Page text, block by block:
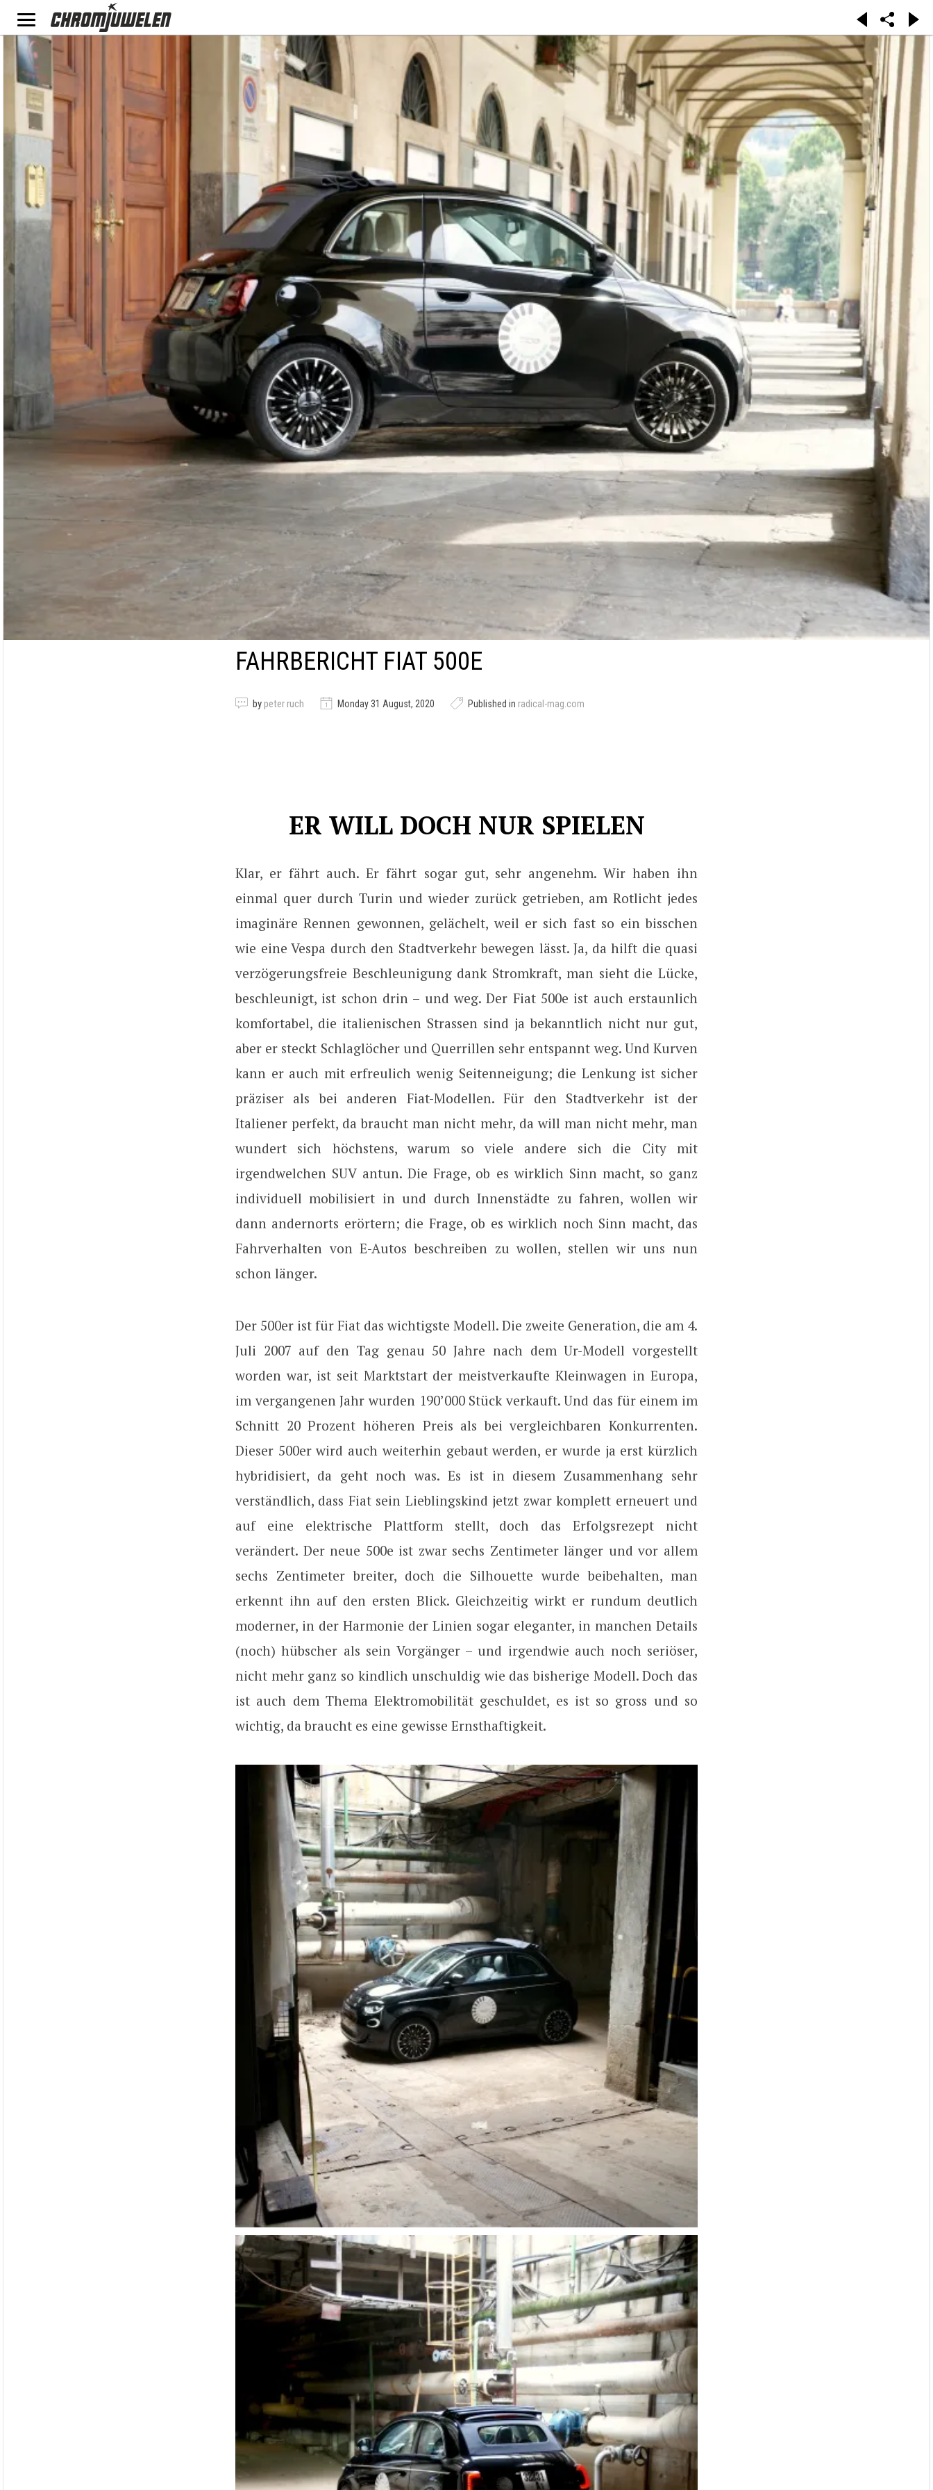
FAHRBERICHT FIAT 500E
by peter ruch Monday 31 August, 2020 Published in radical-mag.com
ER WILL DOCH NUR SPIELEN
Klar, er fährt auch. Er fährt sogar gut, sehr angenehm. Wir haben ihn
einmal quer durch Turin und wieder zurück getrieben, am Rotlicht jedes
imaginäre Rennen gewonnen, gelächelt, weil er sich fast so ein bisschen
wie eine Vespa durch den Stadtverkehr bewegen lässt. Ja, da hilft die quasi
verzögerungsfreie Beschleunigung dank Stromkraft, man sieht die Lücke,
beschleunigt, ist schon drin – und weg. Der Fiat 500e ist auch erstaunlich
komfortabel, die italienischen Strassen sind ja bekanntlich nicht nur gut,
aber er steckt Schlaglöcher und Querrillen sehr entspannt weg. Und Kurven
kann er auch mit erfreulich wenig Seitenneigung; die Lenkung ist sicher
präziser als bei anderen Fiat-Modellen. Für den Stadtverkehr ist der
Italiener perfekt, da braucht man nicht mehr, da will man nicht mehr, man
wundert sich höchstens, warum so viele andere sich die City mit
irgendwelchen SUV antun. Die Frage, ob es wirklich Sinn macht, so ganz
individuell mobilisiert in und durch Innenstädte zu fahren, wollen wir
dann andernorts erörtern; die Frage, ob es wirklich noch Sinn macht, das
Fahrverhalten von E-Autos beschreiben zu wollen, stellen wir uns nun
schon länger.
Der 500er ist für Fiat das wichtigste Modell. Die zweite Generation, die am 4.
Juli 2007 auf den Tag genau 50 Jahre nach dem Ur-Modell vorgestellt
worden war, ist seit Marktstart der meistverkaufte Kleinwagen in Europa,
im vergangenen Jahr wurden 190’000 Stück verkauft. Und das für einem im
Schnitt 20 Prozent höheren Preis als bei vergleichbaren Konkurrenten.
Dieser 500er wird auch weiterhin gebaut werden, er wurde ja erst kürzlich
hybridisiert, da geht noch was. Es ist in diesem Zusammenhang sehr
verständlich, dass Fiat sein Lieblingskind jetzt zwar komplett erneuert und
auf eine elektrische Plattform stellt, doch das Erfolgsrezept nicht
verändert. Der neue 500e ist zwar sechs Zentimeter länger und vor allem
sechs Zentimeter breiter, doch die Silhouette wurde beibehalten, man
erkennt ihn auf den ersten Blick. Gleichzeitig wirkt er rundum deutlich
moderner, in der Harmonie der Linien sogar eleganter, in manchen Details
(noch) hübscher als sein Vorgänger – und irgendwie auch noch seriöser,
nicht mehr ganz so kindlich unschuldig wie das bisherige Modell. Doch das
ist auch dem Thema Elektromobilität geschuldet, es ist so gross und so
wichtig, da braucht es eine gewisse Ernsthaftigkeit.